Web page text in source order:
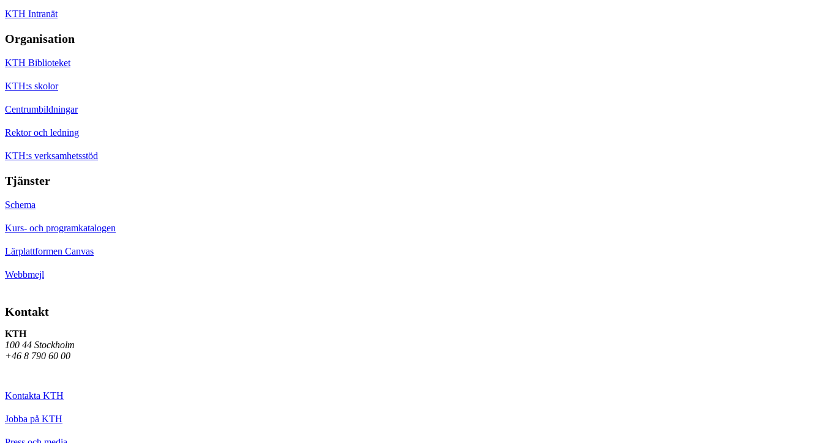
KTH Intranät
Organisation
KTH Biblioteket
KTH:s skolor
Centrumbildningar
Rektor och ledning
KTH:s verksamhetsstöd
Tjänster
Schema
Kurs- och programkatalogen
Lärplattformen Canvas
Webbmejl
Kontakt
KTH
100 44 Stockholm
+46 8 790 60 00
Kontakta KTH
Jobba på KTH